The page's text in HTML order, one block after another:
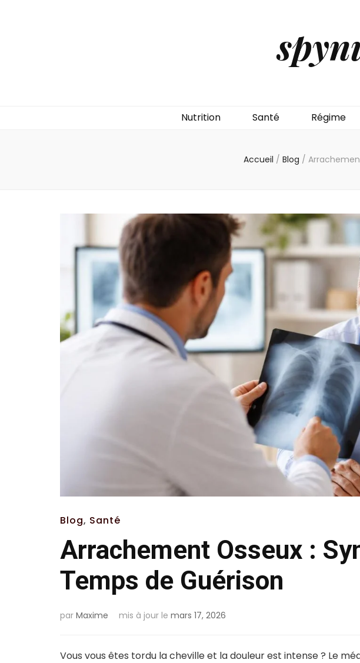
Nutrition Santé Régime
Accueil / Blog /
Blog, Santé
Arrachement Osseux :
Temps de Guérison
par Maxime mis à jour le mars 17, 2026
Vous vous êtes tordu la cheville et la douleur est intense ? Le